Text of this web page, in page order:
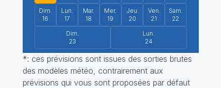
Dim.
16
Lun.
17
Mar.
18
Mer.
19
Jeu.
20
Ven.
21
Sam.
22
Dim.
23
Lun.
24
*: ces prévisions sont issues des sorties brutes
des modèles météo, contrairement aux
prévisions qui vous sont proposées par défaut